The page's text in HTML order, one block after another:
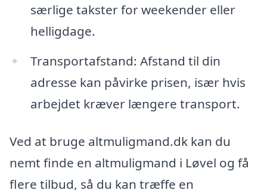
særlige takster for weekender eller
helligdage.
Transportafstand: Afstand til din
adresse kan påvirke prisen, især hvis
arbejdet kræver længere transport.
Ved at bruge altmuligmand.dk kan du
nemt finde en altmuligmand i Løvel og få
flere tilbud, så du kan træffe en